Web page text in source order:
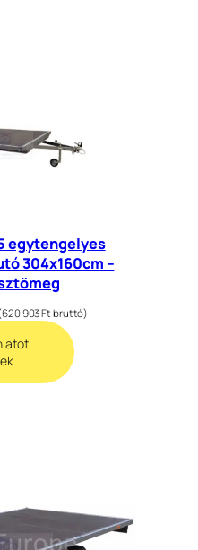
egytengelyes
304x160cm –
620 903Ft bruttó)